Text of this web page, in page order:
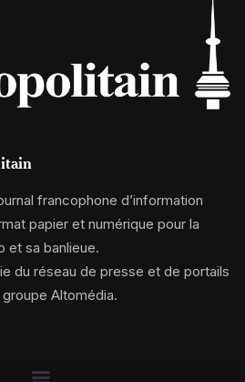
francophone d’information
papier et numérique pour la
et sa banlieue.
du réseau de presse et de portails
Altomédia.